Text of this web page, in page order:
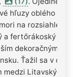
hľuzy oblého
na rozsiahlej
fertőrákoský typ
dekoračným
Ťažil sa v
medzi Litavskými